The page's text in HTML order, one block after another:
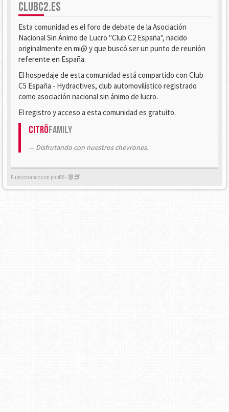
CLUBC2.ES
Esta comunidad es el foro de debate de la Asociación
Nacional Sin Ánimo de Lucro "Club C2 España", nacido
originalmente en mi@ y que buscó ser un punto de reunión
referente en España.
El hospedaje de esta comunidad está compartido con Club
C5 España - Hydractives, club automovilístico registrado
como asociación nacional sin ánimo de lucro.
El registro y acceso a esta comunidad es gratuito.
CitröFamily
Disfrutando con nuestros chevrones.
Funcionando con phpBB -